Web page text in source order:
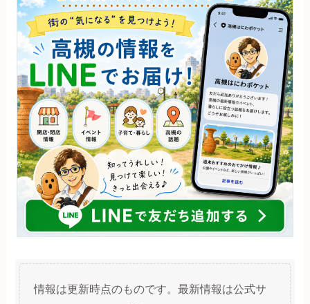
情報は更新時点のものです。最新情報は公式サ